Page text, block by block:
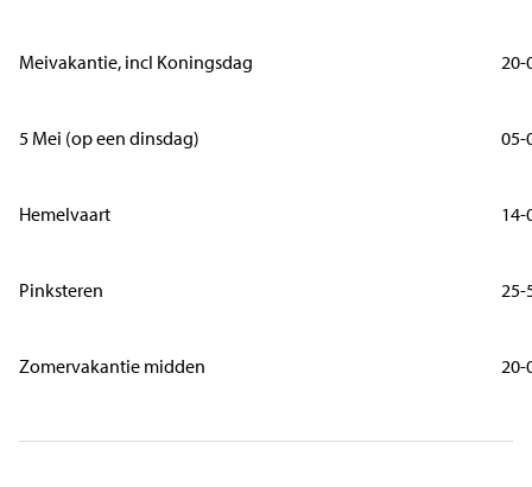
Meivakantie, incl Koningsdag 20-
5 Mei (op een dinsdag) 05-
Hemelvaart 14-
Pinksteren 25-
Zomervakantie midden 20-